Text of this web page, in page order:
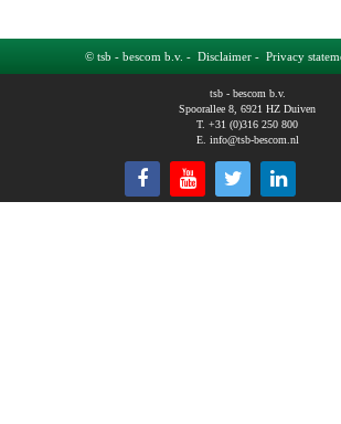
© tsb - bescom b.v. - Disclaimer- Privacy
tsb - bescom b.v.
Spoorallee 8, 6921 HZ Duiven
T. +31 (0)316 250 800
E. info@tsb-bescom.nl